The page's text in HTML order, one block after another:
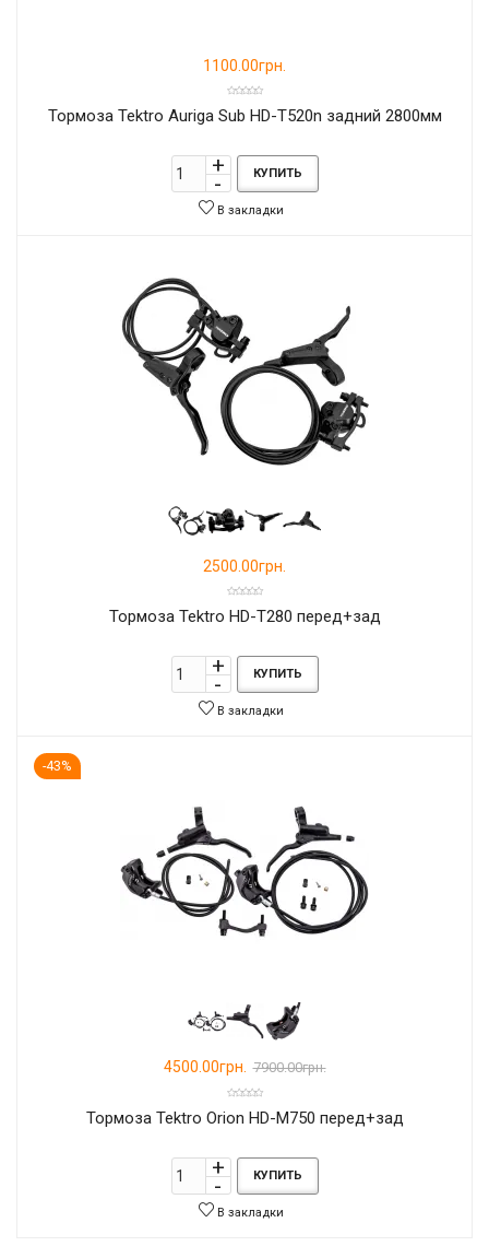
1100.00грн.
Тормоза Tektro Auriga Sub HD-T520n задний 2800мм
КУПИТЬ
В закладки
2500.00грн.
Тормоза Tektro HD-T280 перед+зад
КУПИТЬ
В закладки
-43%
4500.00грн. 7900.00грн.
Тормоза Tektro Orion HD-M750 перед+зад
КУПИТЬ
В закладки